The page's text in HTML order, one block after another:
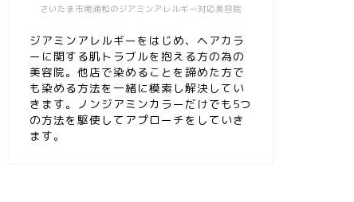
さいたま市南浦和のジアミンアレルギー対応美容院
ジアミンアレルギーをはじめ、ヘアカラ
ーに関する肌トラブルを抱える方の為の
美容院。他店で染めることを諦めた方で
も染める方法を一緒に模索し解決してい
きます。ノンジアミンカラーだけでも5つ
の方法を駆使してアプローチをしていき
ます。